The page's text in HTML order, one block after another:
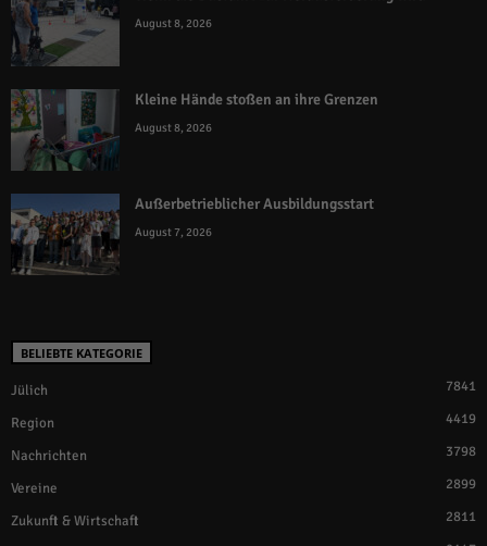
August 8, 2026
Kleine Hände stoßen an ihre Grenzen
August 8, 2026
Außerbetrieblicher Ausbildungsstart
August 7, 2026
BELIEBTE KATEGORIE
Jülich 7841
Region 4419
Nachrichten 3798
Vereine 2899
Zukunft & Wirtschaft 2811